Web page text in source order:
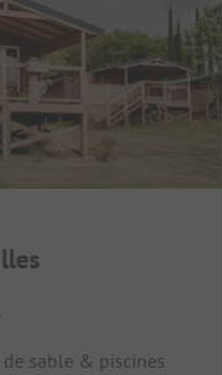
sable & piscines